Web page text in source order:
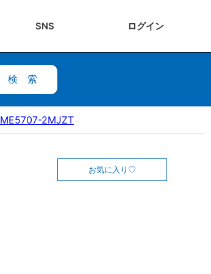
SNS ログイン
検索
ME5707-2MJZT
お気に入り